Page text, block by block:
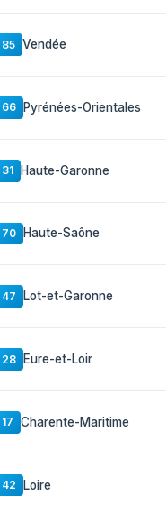
85 Vendée
66 Pyrénées-Orientales
31 Haute-Garonne
70 Haute-Saône
47 Lot-et-Garonne
28 Eure-et-Loir
17 Charente-Maritime
42 Loire